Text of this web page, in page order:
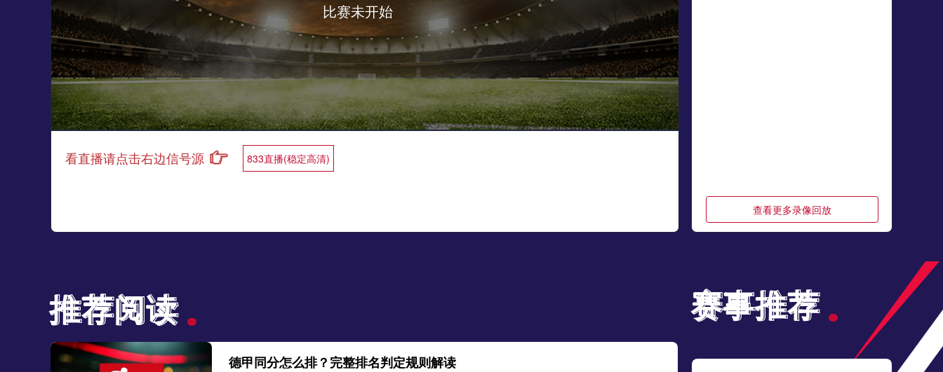
比赛未开始
看直播请点击右边信号源 833直播(稳定高清)
查看更多录像回放
推荐阅读
推荐阅读
德甲同分怎么排？完整排名判定规则解读
赛事推荐
赛事推荐